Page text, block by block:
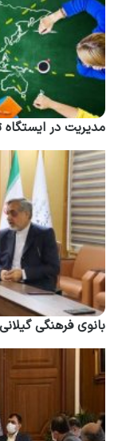
مدیریت در ایستگاه
بانوی فرهنگی